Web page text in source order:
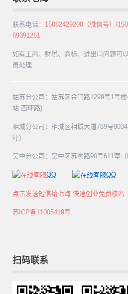
联系电话： 15062429200（微信号）/
69391261
如有工商、财税、商标、进出口问题可
员处理
姑苏分公司：姑苏区金门路1299号1号
站:西环路)
相城分公司：相城区相城大道789号
圩)
吴中分公司：吴中区苏蠡路90号611室
QQ QQ
点击发送短信给七海 快速创业免费核名
苏ICP备11005419号
扫码联系